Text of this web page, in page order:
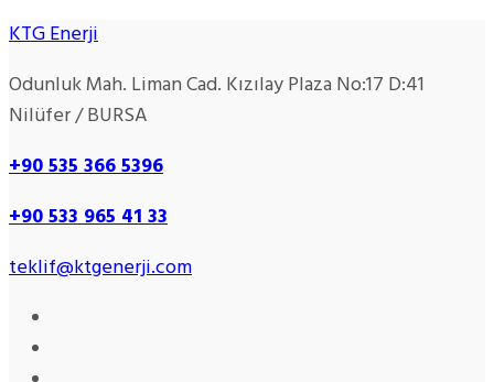
KTG Enerji
Odunluk Mah. Liman Cad. Kızılay Plaza No:17 D:41
Nilüfer / BURSA
+90 535 366 5396
+90533 965 41 33
teklif@ktgenerji.com